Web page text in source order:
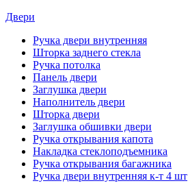
Двери
Ручка двери внутренняя
Шторка заднего стекла
Ручка потолка
Панель двери
Заглушка двери
Наполнитель двери
Шторка двери
Заглушка обшивки двери
Ручка открывания капота
Накладка стеклоподъемника
Ручка открывания багажника
Ручка двери внутренняя к-т 4 шт